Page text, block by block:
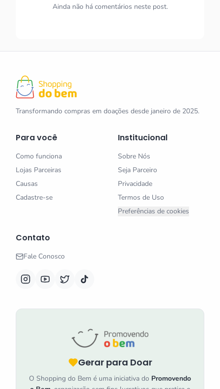
Ainda não há comentários neste post.
Transformando compras em doações desde janeiro de 2025.
Para você
Como funciona
Lojas Parceiras
Causas
Cadastre-se
Institucional
Sobre Nós
Seja Parceiro
Privacidade
Termos de Uso
Preferências de cookies
Contato
Fale Conosco
Gerar para Doar
O Shopping do Bem é uma iniciativa do Promovendo